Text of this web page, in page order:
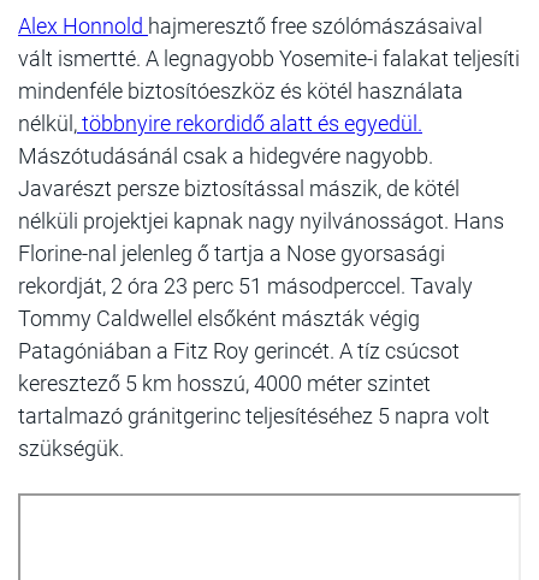
Alex Honnold hajmeresztő free szólómászásaival
vált ismertté. A legnagyobb Yosemite-i falakat teljesíti
mindenféle biztosítóeszköz és kötél használata
nélkül,többnyire rekordidő alatt és egyedül.
Mászótudásánál csak a hidegvére nagyobb.
Javarészt persze biztosítással mászik, de kötél
nélküli projektjei kapnak nagy nyilvánosságot. Hans
Florine-nal jelenleg ő tartja a Nose gyorsasági
rekordját, 2 óra 23 perc 51 másodperccel. Tavaly
Tommy Caldwellel elsőként mászták végig
Patagóniában a Fitz Roy gerincét. A tíz csúcsot
keresztező 5 km hosszú, 4000 méter szintet
tartalmazó gránitgerinc teljesítéséhez 5 napra volt
szükségük.